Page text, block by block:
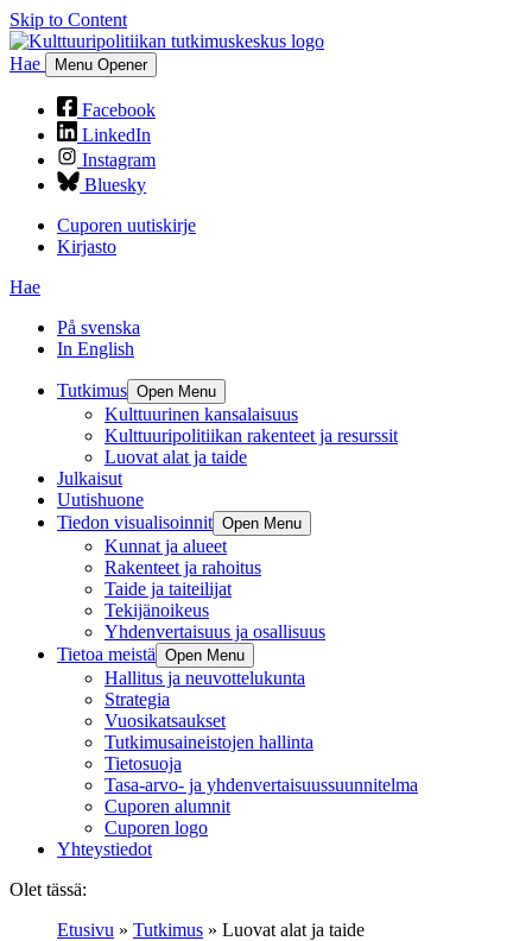
Skip to Content
Hae Menu Opener
Facebook
LinkedIn
Instagram
Bluesky
Cuporen uutiskirje
Kirjasto
Hae
På svenska
In English
Tutkimus Open Menu
Kulttuurinen kansalaisuus
Kulttuuripolitiikan rakenteet ja resurssit
Luovat alat ja taide
Julkaisut
Uutishuone
Tiedon visualisoinnit Open Menu
Kunnat ja alueet
Rakenteet ja rahoitus
Taide ja taiteilijat
Tekijänoikeus
Yhdenvertaisuus ja osallisuus
Tietoa meistä Open Menu
Hallitus ja neuvottelukunta
Strategia
Vuosikatsaukset
Tutkimusaineistojen hallinta
Tietosuoja
Tasa-arvo- ja yhdenvertaisuussuunnitelma
Cuporen alumnit
Cuporen logo
Yhteystiedot
Olet tässä:
Etusivu » Tutkimus » Luovat alat ja taide